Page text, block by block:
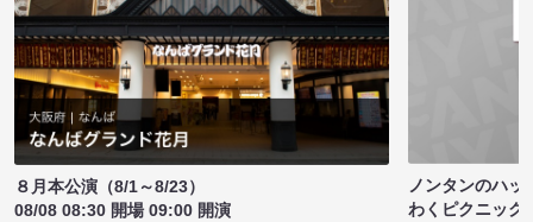
８月本公演（8/1～8/23）
08/08 08:30 開場 09:00 開演
ノンタンのハッ
わくピクニック